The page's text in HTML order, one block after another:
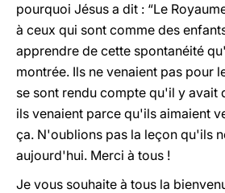
pourquoi Jésus a dit : “Le
à ceux qui sont comme des
apprendre de cette spontanéité
montrée. Ils ne venaient pas pour
se sont rendu compte qu'il y avait
ils venaient parce qu'ils aimaient
ça. N'oublions pas la leçon qu'ils
aujourd'hui. Merci à tous !
Je vous souhaite à tous la